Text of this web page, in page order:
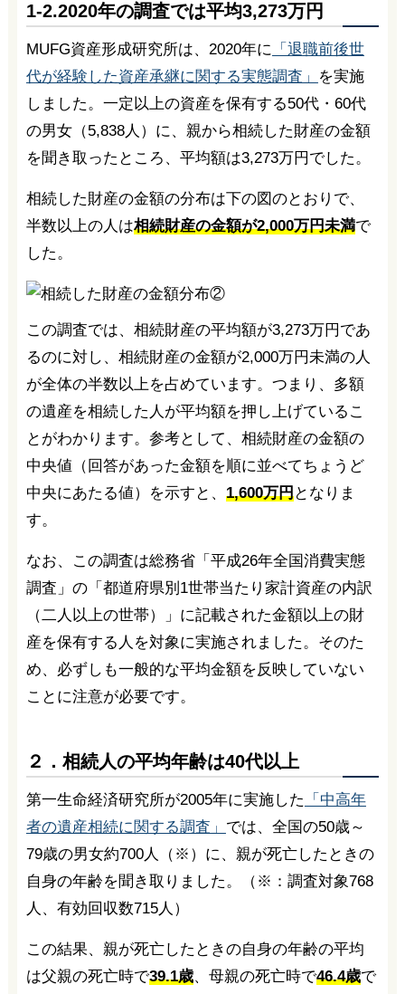
1-2.2020年の調査では平均3,273万円
MUFG資産形成研究所は、2020年に
「退職前後世
代が経験した資産承継に関する実態調査」
を実施
しました。一定以上の資産を保有する50代・60代
の男女（5,838人）に、親から相続した財産の金額
を聞き取ったところ、平均額は3,273万円でした。
相続した財産の金額の分布は下の図のとおりで、
半数以上の人は相続財産の金額が2,000万円未満で
した。
この調査では、相続財産の平均額が3,273万円であ
るのに対し、相続財産の金額が2,000万円未満の人
が全体の半数以上を占めています。つまり、多額
の遺産を相続した人が平均額を押し上げているこ
とがわかります。参考として、相続財産の金額の
中央値（回答があった金額を順に並べてちょうど
中央にあたる値）を示すと、 1,600万円となりま
す。
なお、この調査は総務省「平成26年全国消費実態
調査」の「都道府県別1世帯当たり家計資産の内訳
（二人以上の世帯）」に記載された金額以上の財
産を保有する人を対象に実施されました。そのた
め、必ずしも一般的な平均金額を反映していない
ことに注意が必要です。
２．相続人の平均年齢は40代以上
第一生命経済研究所が2005年に実施した
「中高年
者の遺産相続に関する調査」 では、全国の50歳～
79歳の男女約700人（※）に、親が死亡したときの
自身の年齢を聞き取りました。（※：調査対象768
人、有効回収数715人）
この結果、親が死亡したときの自身の年齢の平均
は父親の死亡時で39.1歳、母親の死亡時で46.4歳で